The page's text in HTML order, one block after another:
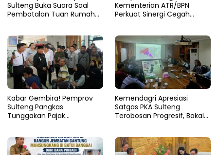
Sulteng Buka Suara Soal
Pembatalan Tuan Rumah
Kementerian ATR/BPN
Perkuat Sinergi Cegah
Kabar Gembira! Pemprov
Sulteng Pangkas
Tunggakan Pajak
Kemendagri Apresiasi
Satgas PKA Sulteng
Terobosan Progresif, Bakal